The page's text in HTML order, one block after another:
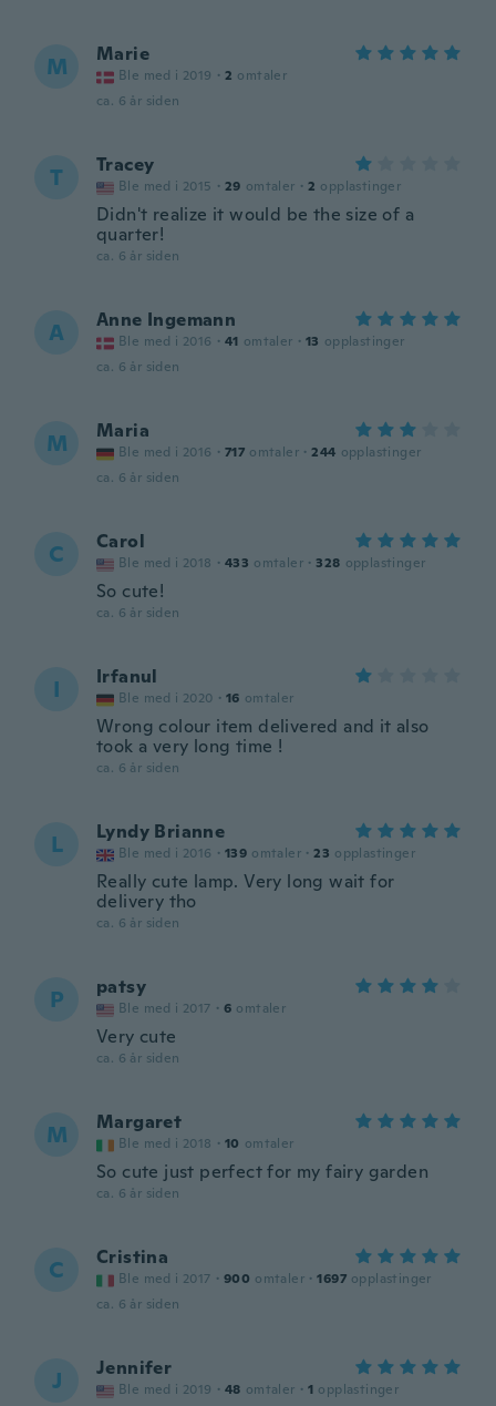
M Marie
Ble med i 2019 · 2 omtaler
ca. 6 år siden
T Tracey
Ble med i 2015 · 29 omtaler · 2 opplastinger
Didn't realize it would be the size of a
quarter!
ca. 6 år siden
A Anne Ingemann
Ble med i 2016 · 41 omtaler · 13 opplastinger
ca. 6 år siden
M Maria
Ble med i 2016 · 717 omtaler · 244 opplastinger
ca. 6 år siden
C Carol
Ble med i 2018 · 433 omtaler · 328 opplastinger
So cute!
ca. 6 år siden
I Irfanul
Ble med i 2020 · 16 omtaler
Wrong colour item delivered and it also
took a very long time !
ca. 6 år siden
L Lyndy Brianne
Ble med i 2016 · 139 omtaler · 23 opplastinger
Really cute lamp. Very long wait for
delivery tho
ca. 6 år siden
P patsy
Ble med i 2017 · 6 omtaler
Very cute
ca. 6 år siden
M Margaret
Ble med i 2018 · 10 omtaler
So cute just perfect for my fairy garden
ca. 6 år siden
C Cristina
Ble med i 2017 · 900 omtaler · 1697 opplastinger
ca. 6 år siden
J Jennifer
Ble med i 2019 · 48 omtaler · 1 opplastinger